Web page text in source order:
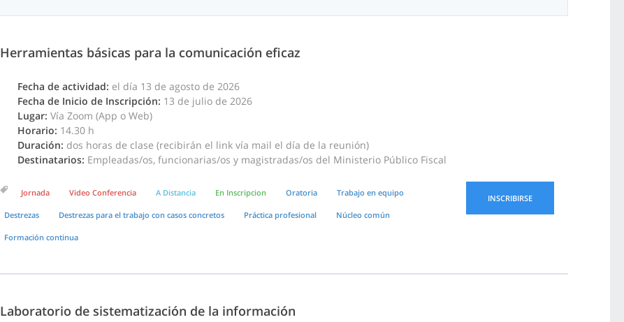
Herramientas básicas para la comunicación eficaz
Fecha de actividad: el día 13 de agosto de 2026
Fecha de Inicio de Inscripción: 13 de julio de 2026
Lugar: Vía Zoom (App o Web)
Horario: 14.30 h
Duración: dos horas de clase (recibirán el link vía mail el día de la reunión)
Destinatarios: Empleadas/os, funcionarias/os y magistradas/os del Ministerio Público Fiscal
INSCRIBIRSE
Jornada Video Conferencia A Distancia En Inscripcion Oratoria Trabajo en equipo
Destrezas Destrezas para el trabajo con casos concretos Práctica profesional Núcleo común
Formación continua
Laboratorio de sistematización de la información